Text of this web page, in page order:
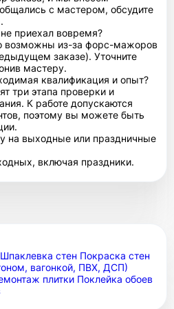
с мастером, обсудите
приехал вовремя?
возможны из-за форс-мажоров
заказе). Уточните
мастеру.
квалификация и опыт?
три этапа проверки и
К работе допускаются
поэтому вы можете быть
на выходные или праздничные
включая праздники.
Шпаклевка стен Покраска стен
вагонкой, ПВХ, ДСП)
плитки Поклейка обоев